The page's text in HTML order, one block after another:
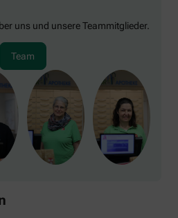
uns und unsere Teammitglieder.
Team